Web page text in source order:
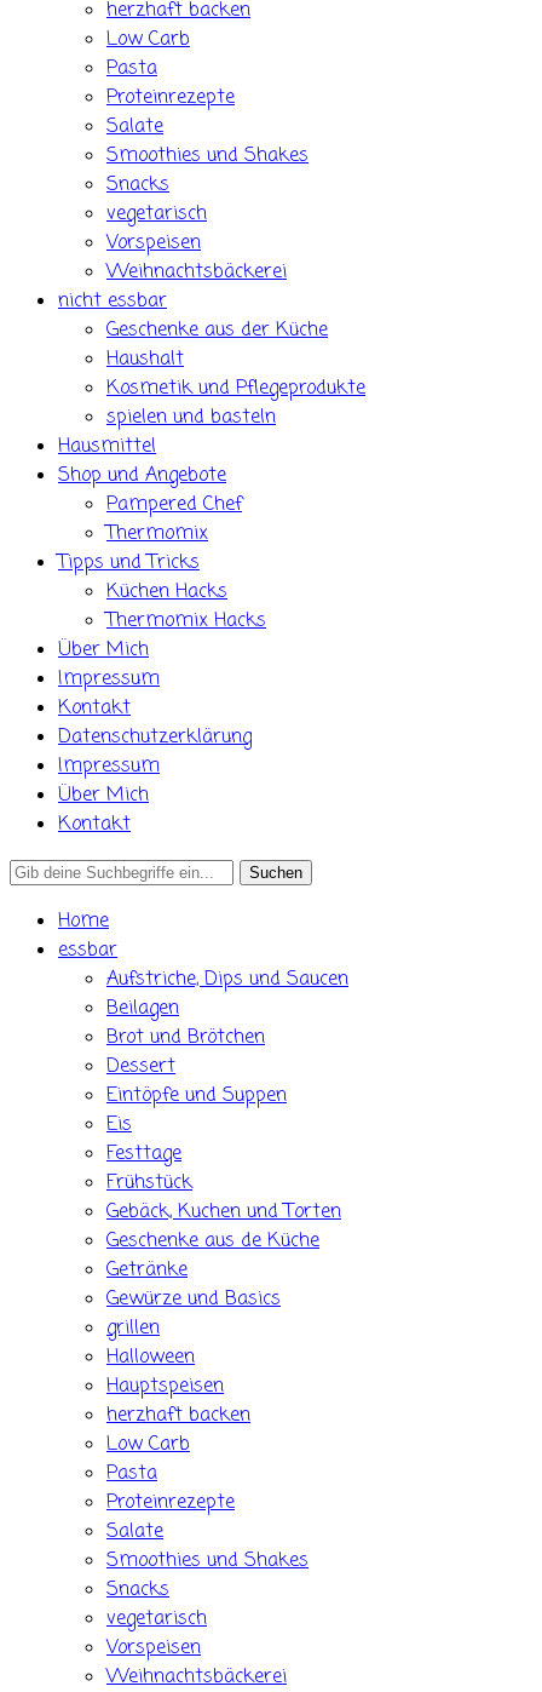
herzhaft backen
Low Carb
Pasta
Proteinrezepte
Salate
Smoothies und Shakes
Snacks
vegetarisch
Vorspeisen
Weihnachtsbäckerei
nicht essbar
Geschenke aus der Küche
Haushalt
Kosmetik und Pflegeprodukte
spielen und basteln
Hausmittel
Shop und Angebote
Pampered Chef
Thermomix
Tipps und Tricks
Küchen Hacks
Thermomix Hacks
Über Mich
Impressum
Kontakt
Datenschutzerklärung
Impressum
Über Mich
Kontakt
Search
Home
essbar
Aufstriche, Dips und Saucen
Beilagen
Brot und Brötchen
Dessert
Eintöpfe und Suppen
Eis
Festtage
Frühstück
Gebäck, Kuchen und Torten
Geschenke aus de Küche
Getränke
Gewürze und Basics
grillen
Halloween
Hauptspeisen
herzhaft backen
Low Carb
Pasta
Proteinrezepte
Salate
Smoothies und Shakes
Snacks
vegetarisch
Vorspeisen
Weihnachtsbäckerei